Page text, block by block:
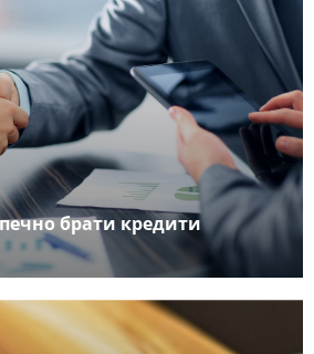
брати кредити